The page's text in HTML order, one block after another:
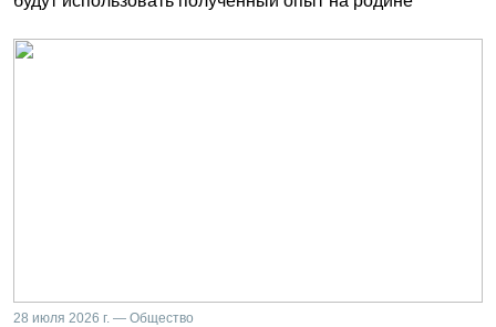
28 июля 2026 г. — Общество